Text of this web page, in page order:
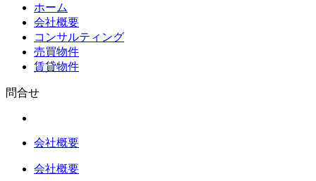
ホーム
会社概要
コンサルティング
売買物件
賃貸物件
問合せ
会社概要
会社概要